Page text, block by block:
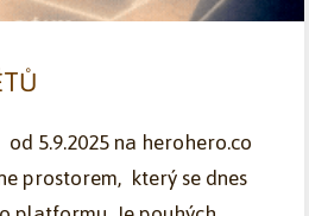
5.9.2025 na herohero.co
prostorem, který se dnes